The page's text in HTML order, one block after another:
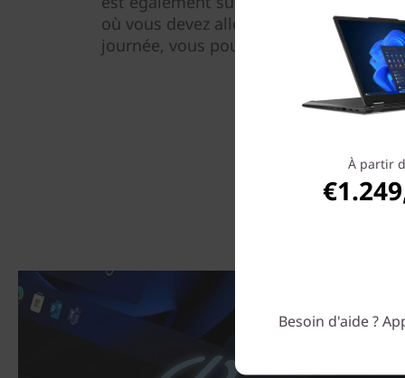
où vous devez aller, et avec sa
journée, vous pouvez laisser votre
À partir
Besoin d'aide ?